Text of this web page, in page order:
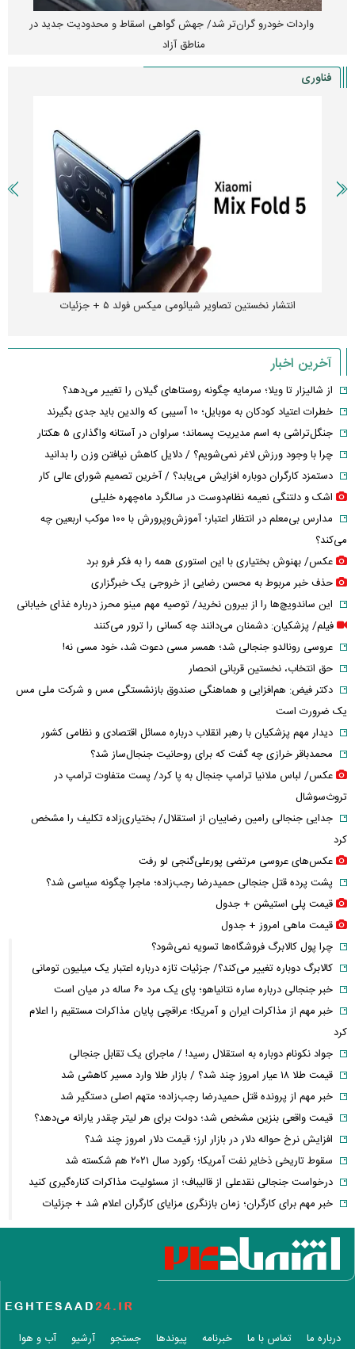
واردات خودرو گران‌تر شد/ جهش گواهی اسقاط و محدودیت جدید در
مناطق آزاد
فناوری
انتشار نخستین تصاویر شیائومی میکس فولد ۵ + جزئیات
آخرین اخبار
از شالیزار تا ویلا؛ سرمایه چگونه روستاهای گیلان را تغییر می‌دهد؟
خطرات اعتیاد کودکان به موبایل؛ ۱۰ آسیبی که والدین باید جدی بگیرند
جنگل‌تراشی به اسم مدیریت پسماند؛ سراوان در آستانه واگذاری ۵ هکتار
چرا با وجود ورزش لاغر نمی‌شویم؟ / دلایل کاهش نیافتن وزن را بدانید
دستمزد کارگران دوباره افزایش می‌یابد؟ / آخرین تصمیم شورای عالی کار
اشک و دلتنگی نعیمه نظام‌دوست در سالگرد ماه‌چهره خلیلی
مدارس بی‌معلم در انتظار اعتبار؛ آموزش‌وپرورش با ۱۰۰ موکب اربعین چه
می‌کند؟
عکس/ بهنوش بختیاری با این استوری همه را به فکر فرو برد
حذف خبر مربوط به محسن رضایی از خروجی یک خبرگزاری
این ساندویچ‌ها را از بیرون نخرید/ توصیه مهم مینو محرز درباره غذای خیابانی
فیلم/ پزشکیان: دشمنان می‌دانند چه کسانی را ترور می‌کنند
عروسی رونالدو جنجالی شد؛ همسر مسی دعوت شد، خود مسی نه!
حق انتخاب، نخستین قربانی انحصار
دکتر فیض: هم‌افزایی و هماهنگی صندوق بازنشستگی مس و شرکت ملی مس
یک ضرورت است
دیدار مهم پزشکیان با رهبر انقلاب درباره مسائل اقتصادی و نظامی کشور
محمدباقر خرازی چه گفت که برای روحانیت جنجال‌ساز شد؟
عکس/ لباس ملانیا ترامپ جنجال به پا کرد/ پست متفاوت ترامپ در
تروث‌سوشال
جدایی جنجالی رامین رضاییان از استقلال/ بختیاری‌زاده تکلیف را مشخص
کرد
عکس‌های عروسی مرتضی پورعلی‌گنجی لو رفت
پشت پرده قتل جنجالی حمیدرضا رجب‌زاده؛ ماجرا چگونه سیاسی شد؟
قیمت پلی استیشن + جدول
قیمت ماهی امروز + جدول
چرا پول کالابرگ فروشگاه‌ها تسویه نمی‌شود؟
کالابرگ دوباره تغییر می‌کند؟/ جزئیات تازه درباره اعتبار یک میلیون تومانی
خبر جنجالی درباره ساره نتانیاهو؛ پای یک مرد ۶۰ ساله در میان است
خبر مهم از مذاکرات ایران و آمریکا؛ عراقچی پایان مذاکرات مستقیم را اعلام
کرد
جواد نکونام دوباره به استقلال رسید! / ماجرای یک تقابل جنجالی
قیمت طلا ۱۸ عیار امروز چند شد؟ / بازار طلا وارد مسیر کاهشی شد
خبر مهم از پرونده قتل حمیدرضا رجب‌زاده؛ متهم اصلی دستگیر شد
قیمت واقعی بنزین مشخص شد؛ دولت برای هر لیتر چقدر یارانه می‌دهد؟
افزایش نرخ حواله دلار در بازار ارز؛ قیمت دلار امروز چند شد؟
سقوط تاریخی ذخایر نفت آمریکا؛ رکورد سال ۲۰۲۱ هم شکسته شد
درخواست جنجالی نقدعلی از قالیباف؛ از مسئولیت مذاکرات کناره‌گیری کنید
خبر مهم برای کارگران؛ زمان بازنگری مزایای کارگران اعلام شد + جزئیات
تصمیم جدید
محموله جدید بابک زنجانی به این استان ارسال شد
زمان پرداخت معوقات بازنشستگان تأمین اجتماعی؛ معوقات فروردین و
بورس و فرابورس سبزپوش شدند؛ بازار سرمایه امروز با قدرت شروع کرد
درخواست توقف تحمیل هزینه‌های مسئولیت اجتماعی به شرکت‌های بورسی
درباره ما تماس با ما خبرنامه پیوندها جستجو آرشیو آب و هوا